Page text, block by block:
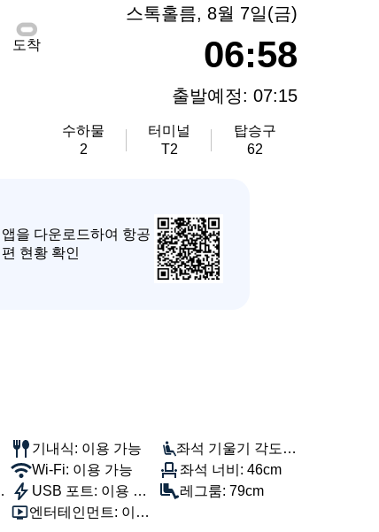
도착
스톡홀름, 8월 7일(금)
06:58
출발예정: 07:15
수하물
2
터미널
T2
탑승구
62
앱을 다운로드하여 항공
편 현황 확인
기내식: 이용 가능
Wi-Fi: 이용 가능
USB 포트: 이용 가
능
엔터테인먼트: 이용
좌석 기울기 각도:
100°
좌석 너비: 46cm
레그룸: 79cm